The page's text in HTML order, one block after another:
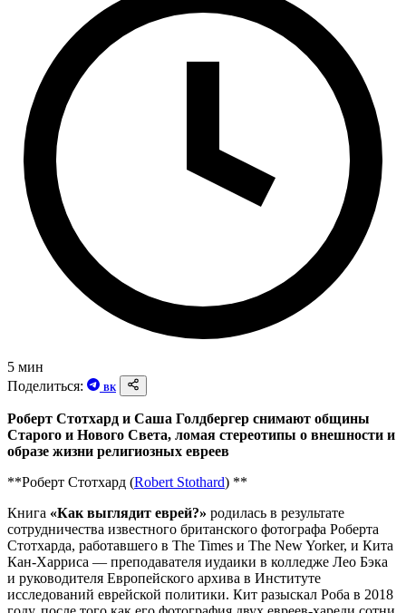
5 мин
Поделиться:
ВК
Роберт Стотхард и Саша Голдбергер снимают общины
Старого и Нового Света, ломая стереотипы о внешности и
образе жизни религиозных евреев
**Роберт Стотхард (Robert Stothard) **
Книга «Как выглядит еврей?» родилась в результате
сотрудничества известного британского фотографа Роберта
Стотхарда, работавшего в The Times и The New Yorker, и Кита
Кан-Харриса — преподавателя иудаики в колледже Лео Бэка
и руководителя Европейского архива в Институте
исследований еврейской политики. Кит разыскал Роба в 2018